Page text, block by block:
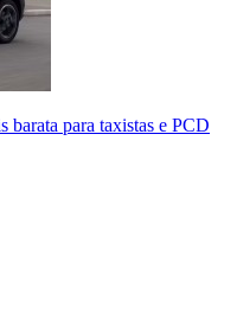
para taxistas e PCD